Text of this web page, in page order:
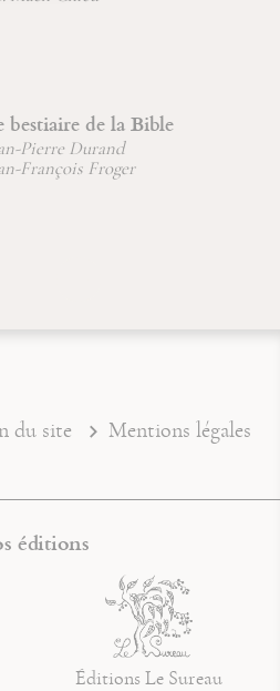
bestiaire de la Bible
Pierre Durand
François Froger
du site
Mentions légales
éditions
Éditions Le Sureau